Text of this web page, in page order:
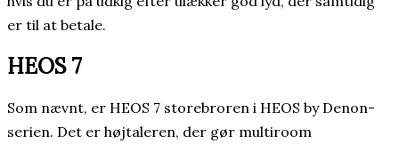
er til at betale.
HEOS 7
Som nævnt, er HEOS 7 storebroren i HEOS by Denon-
serien. Det er højtaleren, der gør multiroom